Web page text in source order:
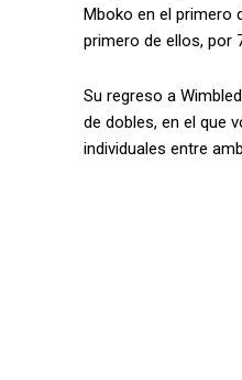
Mboko en el primero
primero de ellos, por
Su regreso a
de dobles, en el que
individuales entre